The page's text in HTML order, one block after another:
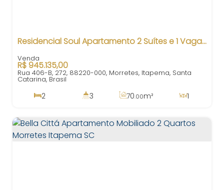
Residencial Soul Apartamento 2 Suítes e 1 Vaga em Morretes Itapema SC
R$945.135,00
Rua 406-B, 272, 88220-000, Morretes, Itapema, Santa
Catarina, Brasil
2 3 70.00m²
1